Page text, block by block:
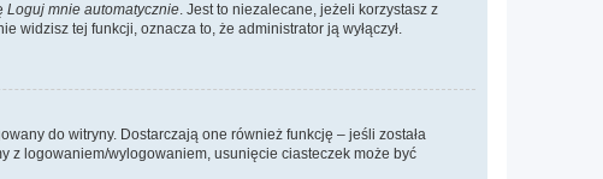
Loguj mnie automatycznie. Jest to niezalecane, jeżeli korzystasz z
tej funkcji, oznacza to, że administrator ją wyłączył.
do witryny. Dostarczają one również funkcję – jeśli została
z logowaniem/wylogowaniem, usunięcie ciasteczek może być